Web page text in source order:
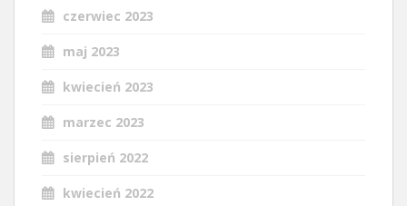
czerwiec 2023
maj 2023
kwiecień 2023
marzec 2023
sierpień 2022
kwiecień 2022